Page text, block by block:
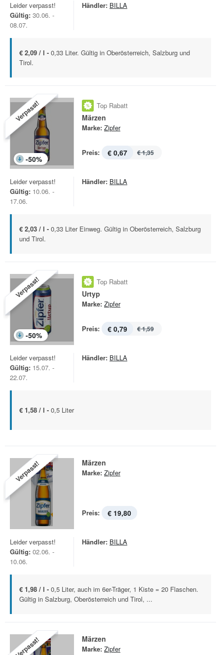
Leider verpasst!
Gültig: 30.06. -
08.07.
Händler: BILLA
€ 2,09 / l - 0,33 Liter. Gültig in Oberösterreich, Salzburg und
Tirol.
Verpasst!
-50%
Top Rabatt
Märzen
Marke: Zipfer
Preis: € 0,67 € 1,35
Leider verpasst!
Gültig: 10.06. -
17.06.
Händler: BILLA
€ 2,03 / l - 0,33 Liter Einweg. Gültig in Oberösterreich, Salzburg
und Tirol.
Verpasst!
-50%
Top Rabatt
Urtyp
Marke: Zipfer
Preis: € 0,79 € 1,59
Leider verpasst!
Gültig: 15.07. -
22.07.
Händler: BILLA
€ 1,58 / l - 0,5 Liter
Verpasst! Märzen
Marke: Zipfer
Preis: € 19,80
Leider verpasst!
Gültig: 02.06. -
10.06.
Händler: BILLA
€ 1,98 / l - 0,5 Liter, auch im 6er-Träger, 1 Kiste = 20 Flaschen.
Gültig in Salzburg, Oberösterreich und Tirol, ...
Verpasst! Märzen
Marke: Zipfer